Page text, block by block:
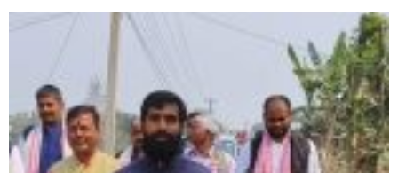
सिराहाको औरहीमा जेन-जी भेला सम्पन्न